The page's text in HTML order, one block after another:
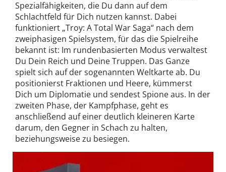
Spezialfähigkeiten, die Du dann auf dem
Schlachtfeld für Dich nutzen kannst. Dabei
funktioniert „Troy: A Total War Saga“ nach dem
zweiphasigen Spielsystem, für das die Spielreihe
bekannt ist: Im rundenbasierten Modus verwaltest
Du Dein Reich und Deine Truppen. Das Ganze
spielt sich auf der sogenannten Weltkarte ab. Du
positionierst Fraktionen und Heere, kümmerst
Dich um Diplomatie und sendest Spione aus. In der
zweiten Phase, der Kampfphase, geht es
anschließend auf einer deutlich kleineren Karte
darum, den Gegner in Schach zu halten,
beziehungsweise zu besiegen.